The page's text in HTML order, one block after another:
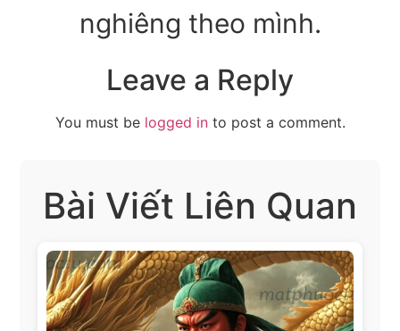
nghiêng theo mình.
Leave a Reply
You must be logged into post a comment.
Bài Viết Liên Quan